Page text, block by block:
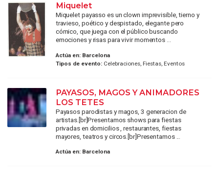
Miquelet
Miquelet payasso es un clown imprevisible, tierno y
travieso, poético y despistado, elegante pero
cómico, que juega con el público buscando
emociones y risas para vivir momentos ...
Actúa en: Barcelona
Tipos de evento:Celebraciones, Fiestas, Eventos
PAYASOS, MAGOS Y ANIMADORES
LOS TETES
Payasos parodistas y magos, 3 generacion de
artistas.[br]Presentamos shows para fiestas
privadas en domicilios , restaurantes, fiestas
mayores, teatros y circos.[br]Presentamos ...
Actúa en: Barcelona